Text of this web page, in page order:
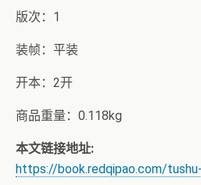
版次：1
装帧：平装
开本：2开
商品重量：0.118kg
本文链接地址:
https://book.redqipao.com/